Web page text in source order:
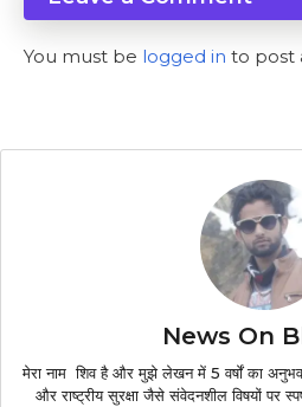
You must be logged in to post
News On
मेरा नाम शिव है और मुझे लेखन में 5 वर्षों का अनुभव
और राष्ट्रीय सुरक्षा जैसे संवेदनशील विषयों पर